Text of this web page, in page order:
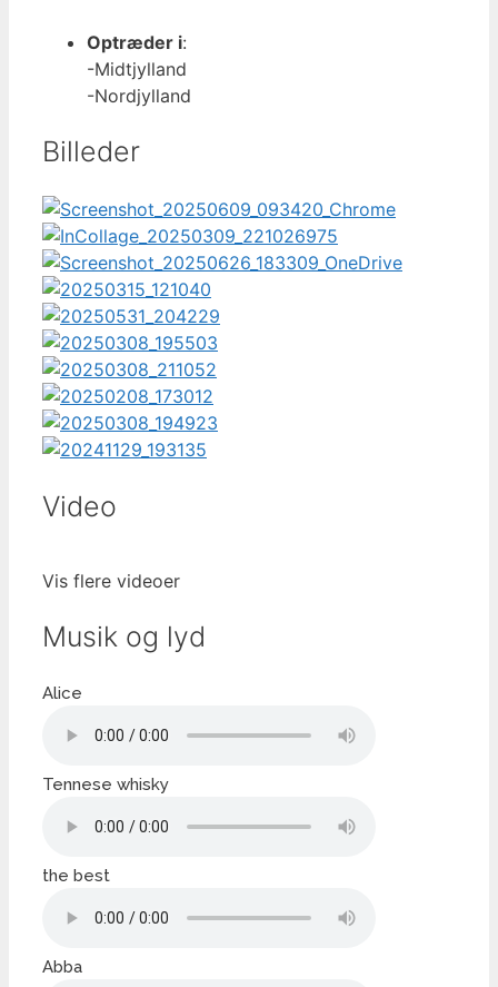
Optræder i:
-Midtjylland
-Nordjylland
Billeder
Video
Vis flere videoer
Musik og lyd
Alice
Tennese whisky
the best
Abba